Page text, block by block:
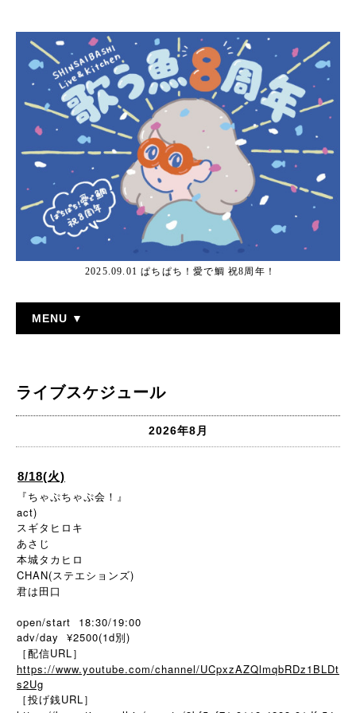
2025.09.01 ぱちぱち！愛で鯛 祝8周年！
MENU ▼
ライブスケジュール
2026年8月
8/18(火)
『ちゃぷちゃぷ会！』
act)
スギタヒロキ
あさじ
本城タカヒロ
CHAN(ステエションズ)
君は田口
open/start 18:30/19:00
adv/day ¥2500(1d別)
［配信URL］
https://www.youtube.com/channel/UCpxzAZQlmqbRDz1BLDt
s2Ug
［投げ銭URL］